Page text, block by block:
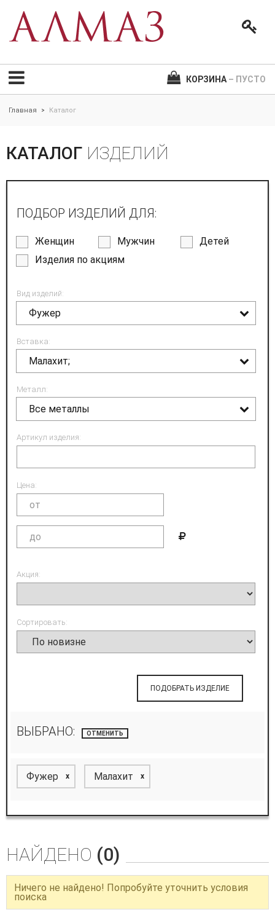
КОРЗИНА – ПУСТО
Главная > Каталог
КАТАЛОГ ИЗДЕЛИЙ
ПОДБОР ИЗДЕЛИЙ ДЛЯ:
Женщин Мужчин
Детей
Изделия по акциям
Вид изделий:
Фужер
Вставка:
Малахит;
Металл:
Все металлы
Артикул изделия:
Цена:
Акция:
Сортировать:
ПОДОБРАТЬ ИЗДЕЛИЕ
ВЫБРАНО: ОТМЕНИТЬ
Фужер x Малахит x
НАЙДЕНО (0)
Ничего не найдено! Попробуйте уточнить условия
поиска